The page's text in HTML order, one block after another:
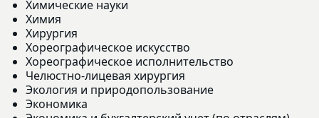
Химические науки
Химия
Хирургия
Хореографическое искусство
Хореографическое исполнительство
Челюстно-лицевая хирургия
Экология и природопользование
Экономика